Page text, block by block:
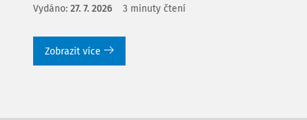
Vydáno: 27. 7. 2026 3 minuty čtení
Zobrazit více